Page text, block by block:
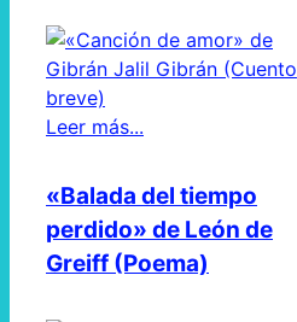
Leer más...
«Balada del tiempo
perdido» de León de
Greiff (Poema)